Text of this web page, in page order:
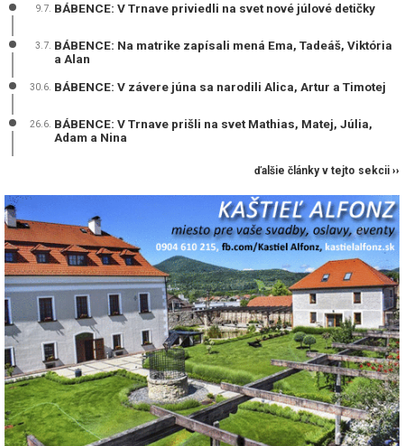
9.7. BÁBENCE: V Trnave priviedli na svet nové júlové detičky
3.7. BÁBENCE: Na matrike zapísali mená Ema, Tadeáš, Viktória
a Alan
30.6. BÁBENCE: V závere júna sa narodili Alica, Artur a Timotej
26.6. BÁBENCE: V Trnave prišli na svet Mathias, Matej, Júlia,
Adam a Nina
ďalšie články v tejto sekcii ››